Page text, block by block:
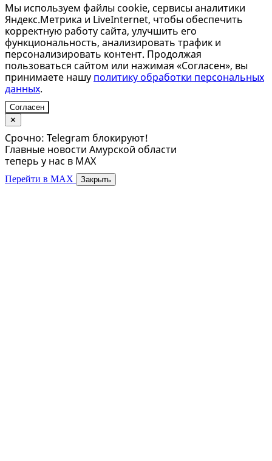
Мы используем файлы cookie, сервисы аналитики
Яндекс.Метрика и LiveInternet, чтобы обеспечить
корректную работу сайта, улучшить его
функциональность, анализировать трафик и
персонализировать контент. Продолжая
пользоваться сайтом или нажимая «Согласен», вы
принимаете нашу политику обработки персональных
данных.
Согласен
✕
Срочно: Telegram блокируют!
Главные новости Амурской области
теперь у нас в MAX
Перейти в MAX Закрыть